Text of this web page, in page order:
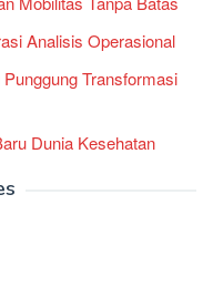
Analisis Operasional
Transformasi
Dunia Kesehatan